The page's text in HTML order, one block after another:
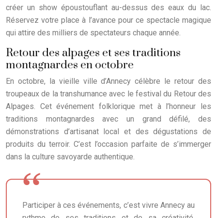
créer un show époustouflant au-dessus des eaux du lac.
Réservez votre place à l’avance pour ce spectacle magique
qui attire des milliers de spectateurs chaque année.
Retour des alpages et ses traditions
montagnardes en octobre
En octobre, la vieille ville d’Annecy célèbre le retour des
troupeaux de la transhumance avec le festival du Retour des
Alpages. Cet événement folklorique met à l’honneur les
traditions montagnardes avec un grand défilé, des
démonstrations d’artisanat local et des dégustations de
produits du terroir. C’est l’occasion parfaite de s’immerger
dans la culture savoyarde authentique.
Participer à ces événements, c’est vivre Annecy au